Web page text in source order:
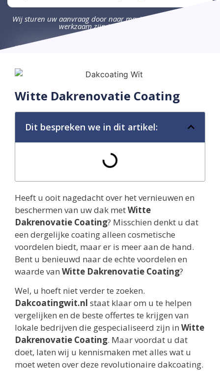
Wij sturen uw aanvraag door naar maximaal 4 bedrijven die
werkzaam zijn in uw omgeving.
Witte Dakrenovatie Coating
Dit bespreken we in dit artikel:
Heeft u ooit nagedacht over het vernieuwen en
beschermen van uw dak metWitte
Dakrenovatie Coating? Misschien denkt u dat
een dergelijke coating alleen cosmetische
voordelen biedt, maar er is meer aan de hand.
Bent u benieuwd naar de echte voordelen en
waarde van Witte Dakrenovatie Coating?
Wel, u hoeft niet verder te zoeken.
Dakcoatingwit.nl staat klaar om u te helpen
vergelijken en de beste offertes te krijgen van
lokale bedrijven die gespecialiseerd zijn in Witte
Dakrenovatie Coating. Maar voordat u dat
doet, laten wij u kennismaken met alles wat u
moet weten over deze revolutionaire dakcoating.